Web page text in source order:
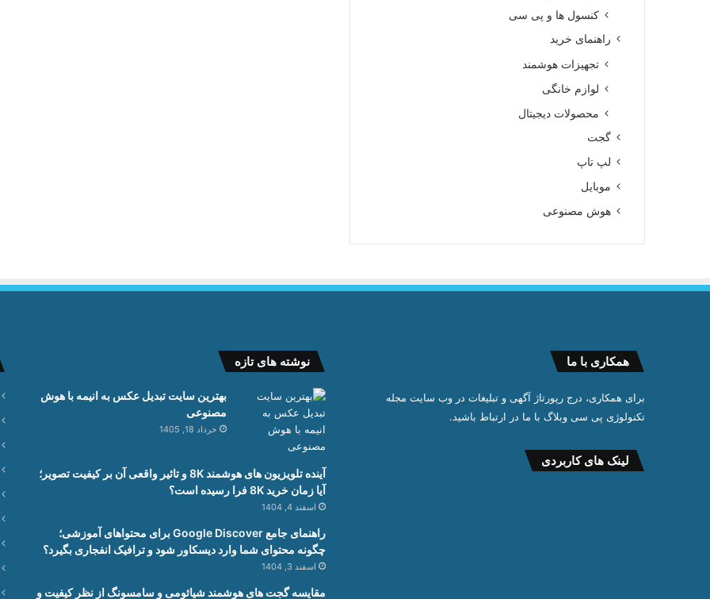
کنسول ها و پی سی
راهنمای خرید
تجهیزات هوشمند
لوازم خانگی
محصولات دیجیتال
گجت
لپ تاپ
موبایل
هوش مصنوعی
همکاری با ما
برای همکاری، درج رپورتاژ آگهی و تبلیغات در وب سایت مجله
تکنولوژی پی سی وبلاگ با ما در ارتباط باشید.
لینک های کاربردی
نوشته های تازه
بهترین سایت تبدیل عکس به انیمه با هوش
مصنوعی
خرداد 18, 1405
آینده تلویزیون های هوشمند 8K و تاثیر واقعی آن بر کیفیت تصویر؛
آیا زمان خرید 8K فرا رسیده است؟
اسفند 4, 1404
راهنمای جامع Google Discover برای محتواهای آموزشی؛
چگونه محتوای شما وارد دیسکاور شود و ترافیک انفجاری بگیرد؟
اسفند 3, 1404
مقایسه گجت های هوشمند شیائومی و سامسونگ از نظر کیفیت و